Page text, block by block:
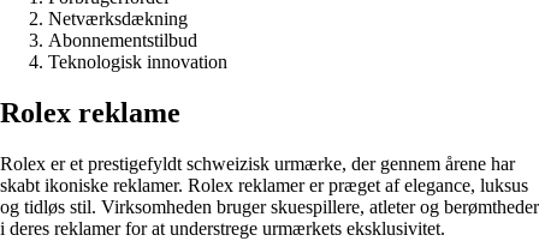
Netværksdækning
Abonnementstilbud
Teknologisk innovation
Rolex reklame
Rolex er et prestigefyldt schweizisk urmærke, der gennem årene har
skabt ikoniske reklamer. Rolex reklamer er præget af elegance, luksus
og tidløs stil. Virksomheden bruger skuespillere, atleter og berømtheder
i deres reklamer for at understrege urmærkets eksklusivitet.